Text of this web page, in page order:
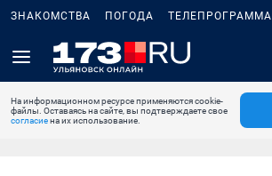
ЗНАКОМСТВА ПОГОДА ТЕЛЕПРОГРАММА
На информационном ресурсе применяются cookie-
файлы. Оставаясь на сайте, вы подтверждаете свое
согласиена их использование.